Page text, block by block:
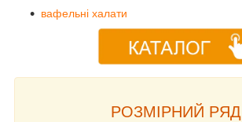
вафельні халати
РОЗМІРНИЙ РЯД